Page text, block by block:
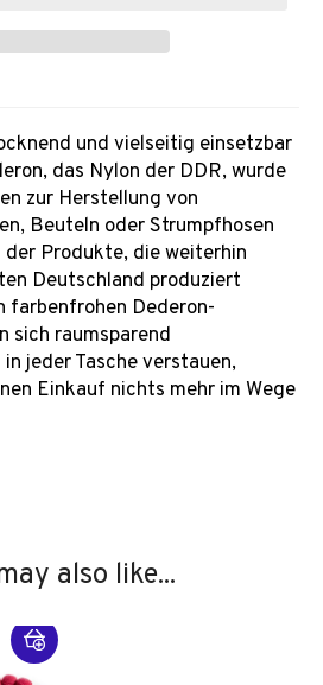
und vielseitig einsetzbar
das Nylon der DDR, wurde
zur Herstellung von
Beuteln oder Strumpfhosen
Produkte, die weiterhin
Deutschland produziert
farbenfrohen Dederon-
sich raumsparend
jeder Tasche verstauen,
Einkauf nichts mehr im Wege
also like...